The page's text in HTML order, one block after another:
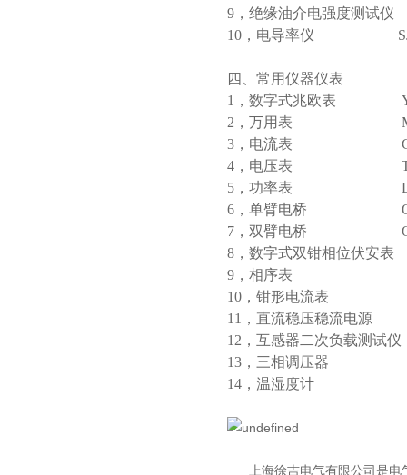
9，绝缘油介电强度测试
10，电导率仪 SJ-
四、常用仪器仪表
1，数字式兆欧表
2，万用表
3，电流表
4，电压表
5，功率表
6，单臂电桥
7，双臂电桥
8，数字式双钳相位伏
9，相序表 TG-2
10，钳形电流表
11，直流稳压稳流电
12，互感器二次负载
13，三相调压器
14，温湿度计
上海徐吉电气有限公司 是电